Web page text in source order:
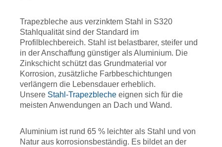
Trapezbleche aus verzinktem Stahl in S320
Stahlqualität sind der Standard im
Profilblechbereich. Stahl ist belastbarer, steifer und
in der Anschaffung günstiger als Aluminium. Die
Zinkschicht schützt das Grundmaterial vor
Korrosion, zusätzliche Farbbeschichtungen
verlängern die Lebensdauer erheblich.
Unsere Stahl-Trapezbleche eignen sich für die
meisten Anwendungen an Dach und Wand.
Aluminium ist rund 65 % leichter als Stahl und von
Natur aus korrosionsbeständig. Es bildet an der